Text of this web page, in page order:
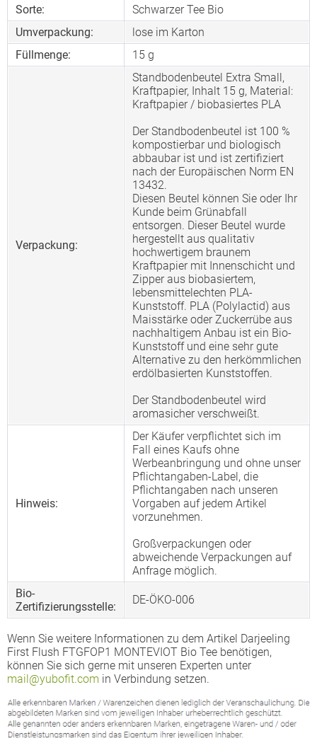
Sorte:
Schwarzer Tee Bio
Umverpackung:
lose im Karton
Füllmenge:
15 g
Verpackung:
Standbodenbeutel Extra Small,
Kraftpapier, Inhalt 15 g, Material:
Kraftpapier / biobasiertes PLA
Der Standbodenbeutel ist 100 %
kompostierbar und biologisch
abbaubar ist und ist zertifiziert
nach der Europäischen Norm EN
13432.
Diesen Beutel können Sie oder Ihr
Kunde beim Grünabfall
entsorgen. Dieser Beutel wurde
hergestellt aus qualitativ
hochwertigem braunem
Kraftpapier mit Innenschicht und
Zipper aus biobasiertem,
lebensmittelechten PLA-
Kunststoff. PLA (Polylactid) aus
Maisstärke oder Zuckerrübe aus
nachhaltigem Anbau ist ein Bio-
Kunststoff und eine sehr gute
Alternative zu den herkömmlichen
erdölbasierten Kunststoffen.
Der Standbodenbeutel wird
aromasicher verschweißt.
Hinweis:
Der Käufer verpflichtet sich im
Fall eines Kaufs ohne
Werbeanbringung und ohne unser
Pflichtangaben-Label, die
Pflichtangaben nach unseren
Vorgaben auf jedem Artikel
vorzunehmen.
Großverpackungen oder
abweichende Verpackungen auf
Anfrage möglich.
Bio-
Zertifizierungsstelle:
DE-ÖKO-006
Wenn Sie weitere Informationen zu dem Artikel Darjeeling
First Flush FTGFOP1 MONTEVIOT Bio Tee benötigen,
können Sie sich gerne mit unseren Experten unter
mail@yubofit.com in Verbindung setzen.